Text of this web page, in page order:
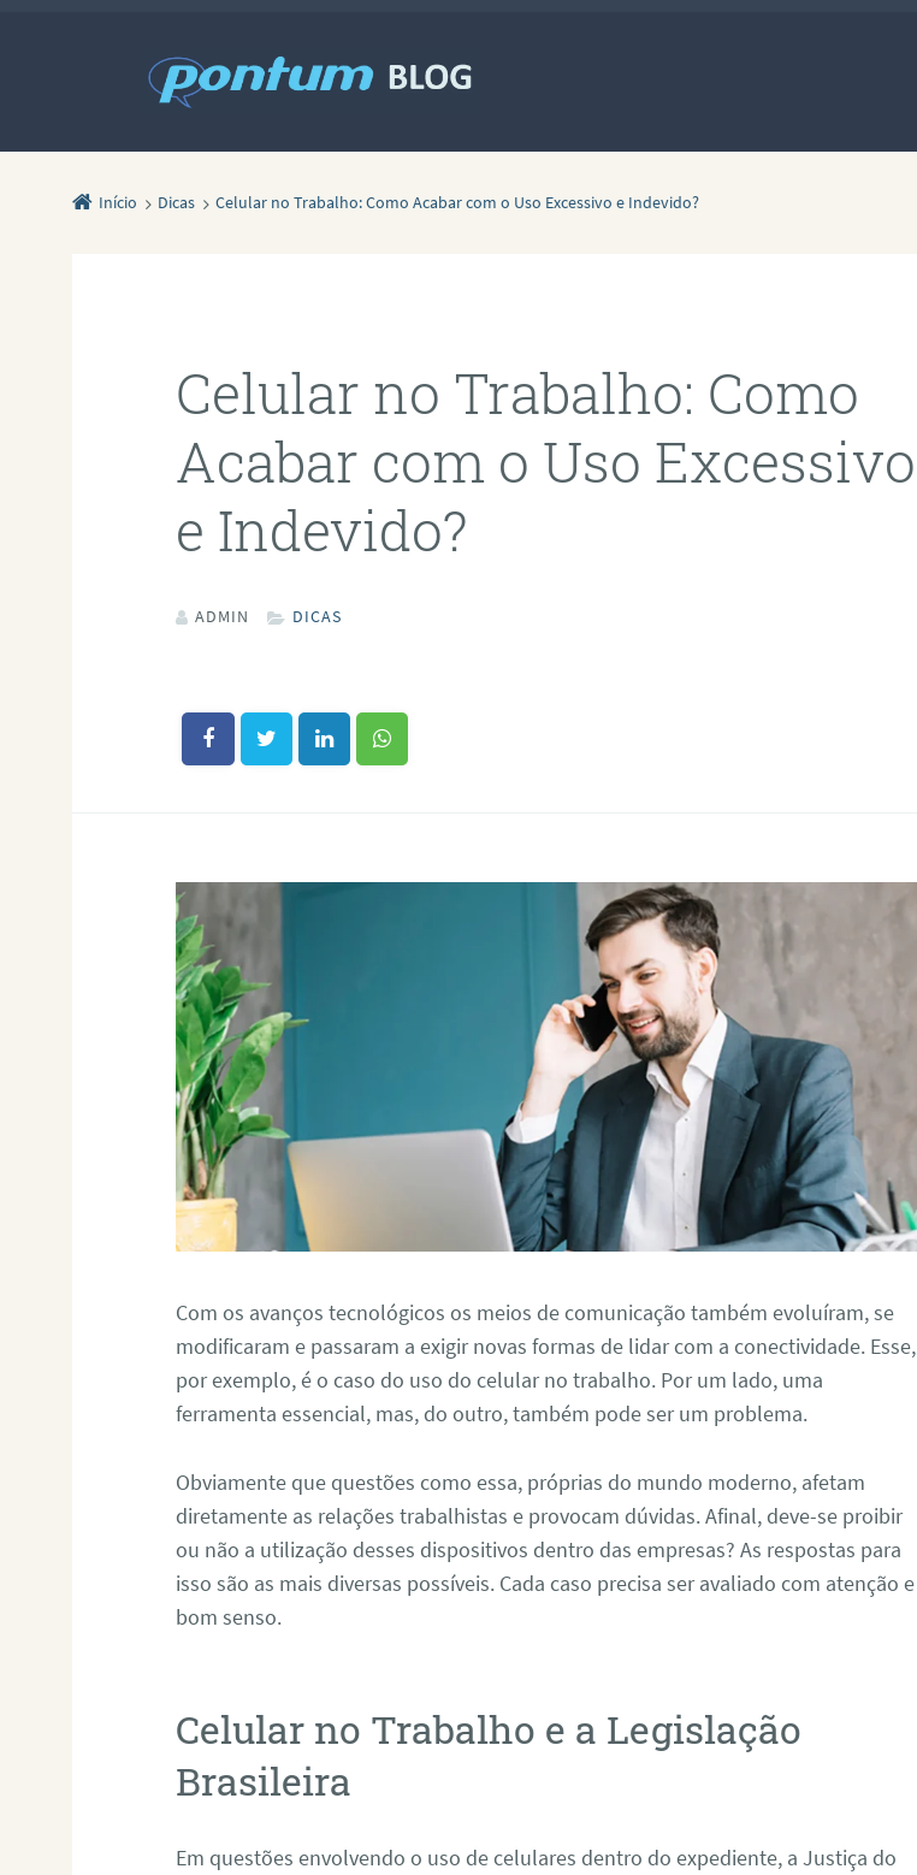
Início Dicas Celular no Trabalho: Como Acabar com o Uso Excessivo e Indevido?
Celular no Trabalho: Como
Acabar com o Uso Excessivo
e Indevido?
ADMIN DICAS
Com os avanços tecnológicos os meios de comunicação também evoluíram, se
modificaram e passaram a exigir novas formas de lidar com a conectividade. Esse,
por exemplo, é o caso do uso do celular no trabalho. Por um lado, uma
ferramenta essencial, mas, do outro, também pode ser um problema.
Obviamente que questões como essa, próprias do mundo moderno, afetam
diretamente as relações trabalhistas e provocam dúvidas. Afinal, deve-se proibir
ou não a utilização desses dispositivos dentro das empresas? As respostas para
isso são as mais diversas possíveis. Cada caso precisa ser avaliado com atenção e
bom senso.
Celular no Trabalho e a Legislação
Brasileira
Em questões envolvendo o uso de celulares dentro do expediente, a Justiça do